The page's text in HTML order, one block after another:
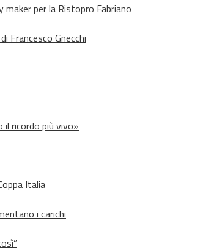
per la Ristopro Fabriano
Francesco Gnecchi
il ricordo più vivo»
Italia
i carichi